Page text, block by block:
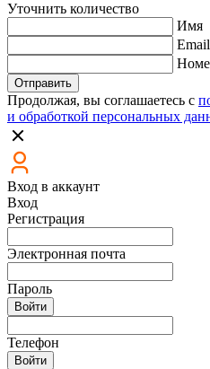
Уточнить количество
Имя
Email
Отправить
Продолжая, вы соглашаетесь с
и обработкой персональных
Вход в аккаунт
Вход
Регистрация
Электронная почта
Пароль
Войти
Телефон
Войти